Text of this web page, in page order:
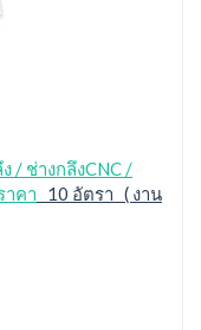
/ ช่างกลึงCNC /
าคา 10 อัตรา ( งาน